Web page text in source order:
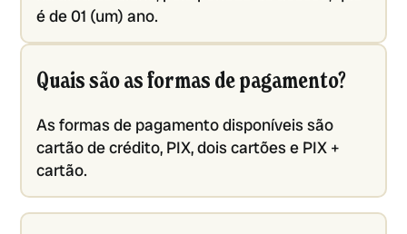
é de 01 (um) ano.
Quais são as formas de pagamento?
As formas de pagamento disponíveis são
cartão de crédito, PIX, dois cartões e PIX +
cartão.